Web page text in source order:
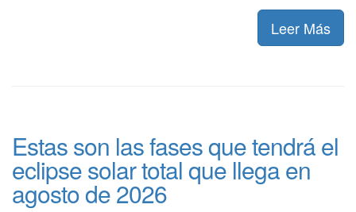
Leer Más
Estas son las fases que tendrá el
eclipse solar total que llega en
agosto de 2026